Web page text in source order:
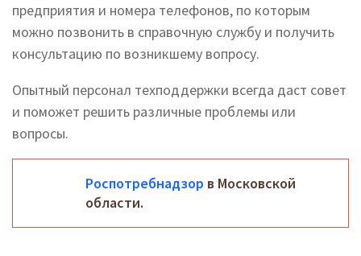
предприятия и номера телефонов, по которым
можно позвонить в справочную службу и получить
консультацию по возникшему вопросу.
Опытный персонал техподдержки всегда даст совет
и поможет решить различные проблемы или
вопросы.
Роспотребнадзор в Московской
области.